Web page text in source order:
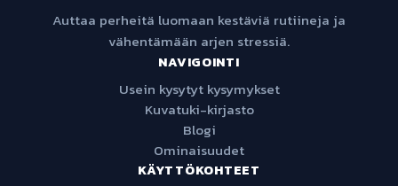
Auttaa perheitä luomaan kestäviä rutiineja ja
vähentämään arjen stressiä.
NAVIGOINTI
Usein kysytyt kysymykset
Kuvatuki-kirjasto
Blogi
Ominaisuudet
KÄYTTÖKOHTEET